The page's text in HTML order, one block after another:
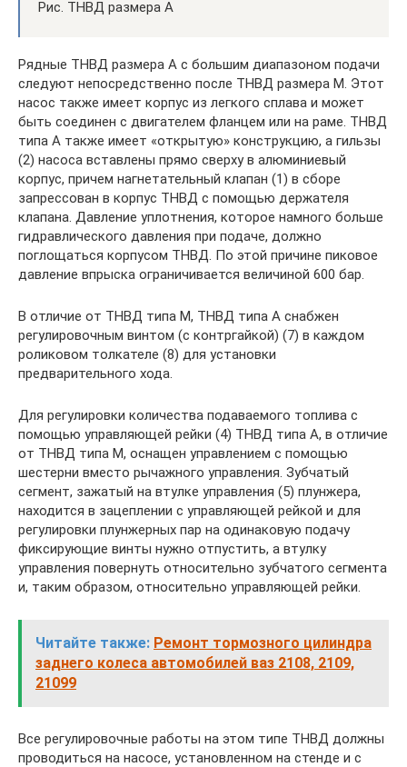
Рис. ТНВД размера А
Рядные ТНВД размера А с большим диапазоном подачи
следуют непосредственно после ТНВД размера М. Этот
насос также имеет корпус из легкого сплава и может
быть соединен с двигателем фланцем или на раме. ТНВД
типа А также имеет «открытую» конструкцию, а гильзы
(2) насоса вставлены прямо сверху в алюминиевый
корпус, причем нагнетательный клапан (1) в сборе
запрессован в корпус ТНВД с помощью держателя
клапана. Давление уплотнения, которое намного больше
гидравлического давления при подаче, должно
поглощаться корпусом ТНВД. По этой причине пиковое
давление впрыска ограничивается величиной 600 бар.
В отличие от ТНВД типа М, ТНВД типа А снабжен
регулировочным винтом (с контргайкой) (7) в каждом
роликовом толкателе (8) для установки
предварительного хода.
Для регулировки количества подаваемого топлива с
помощью управляющей рейки (4) ТНВД типа А, в отличие
от ТНВД типа М, оснащен управлением с помощью
шестерни вместо рычажного управления. Зубчатый
сегмент, зажатый на втулке управления (5) плунжера,
находится в зацеплении с управляющей рейкой и для
регулировки плунжерных пар на одинаковую подачу
фиксирующие винты нужно отпустить, а втулку
управления повернуть относительно зубчатого сегмента
и, таким образом, относительно управляющей рейки.
Читайте также: Ремонт тормозного цилиндра
заднего колеса автомобилей ваз 2108, 2109,
21099
Все регулировочные работы на этом типе ТНВД должны
проводиться на насосе, установленном на стенде и с